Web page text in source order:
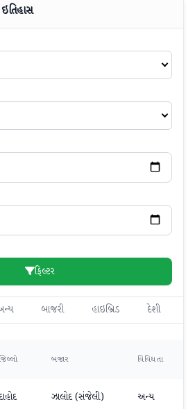
ફિલ્ટર
બાજરી હાઇબ્રિડ દેશી
જિલ્લો બજાર વિવિધતા
દાહોદ ઝાલોદ (સંજેલી) અન્ય